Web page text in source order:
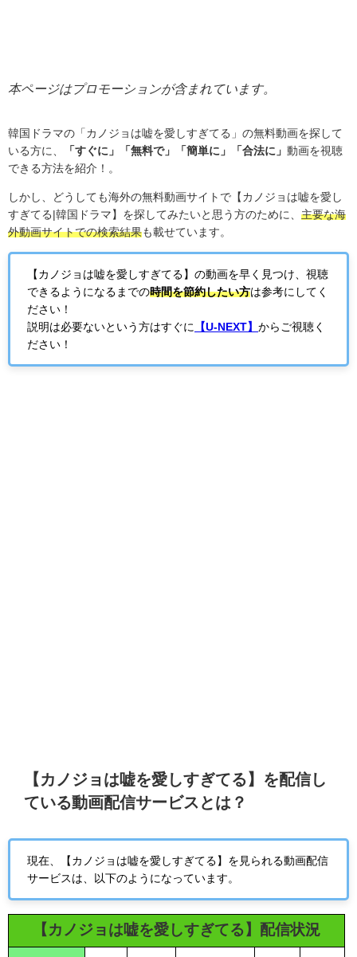
本ページはプロモーションが含まれています。
韓国ドラマの「カノジョは嘘を愛しすぎてる」の無料動画を探して
いる方に、
「すぐに」「無料で」「簡単に」「合法に」 動画を視聴
できる方法を紹介！。
しかし、どうしても海外の無料動画サイトで【カノジョは嘘を愛し
すぎてる 韓国ドラマ】を探してみたいと思う方のために、 主要な海
外動画サイトでの検索結果も載せています。
【カノジョは嘘を愛しすぎてる】の動画を早く見つけ、視聴
できるようになるまでの時間を節約したい方は参考にしてく
ださい！
説明は必要ないという方はすぐに
【U-NEXT】 からご視聴く
ださい！
【カノジョは嘘を愛しすぎてる】を配信し
ている動画配信サービスとは？
現在、【カノジョは嘘を愛しすぎてる】を見られる動画配信
サービスは、以下のようになっています。
【カノジョは嘘を愛しすぎてる】配信状況